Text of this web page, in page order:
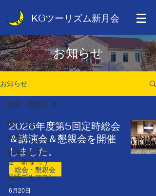
KGツーリズム新月会
お知らせ
お知らせ
All Posts
幹事会
勉強会 ( 講演
会・研修 等 )
親睦ゴルフコン
ペ
総会・懇親会
2026年度第5回定時総会
＆講演会＆懇親会を開催
しました。
総会・懇親会
6月20日